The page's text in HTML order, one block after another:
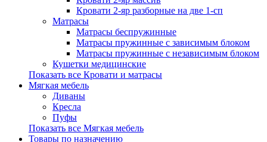
Кровати 2-яр разборные на две 1-сп
Матрасы
Матрасы беспружинные
Матрасы пружинные с зависимым блоком
Матрасы пружинные с независимым блоком
Кушетки медицинские
Показать все Кровати и матрасы
Мягкая мебель
Диваны
Кресла
Пуфы
Показать все Мягкая мебель
Товары по назначению